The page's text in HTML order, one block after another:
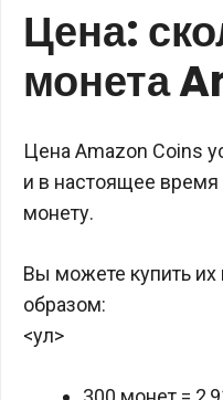
Цена:
монета
Цена Amazon Coins
и в настоящее время
монету.
Вы можете купить
образом:
<ул>